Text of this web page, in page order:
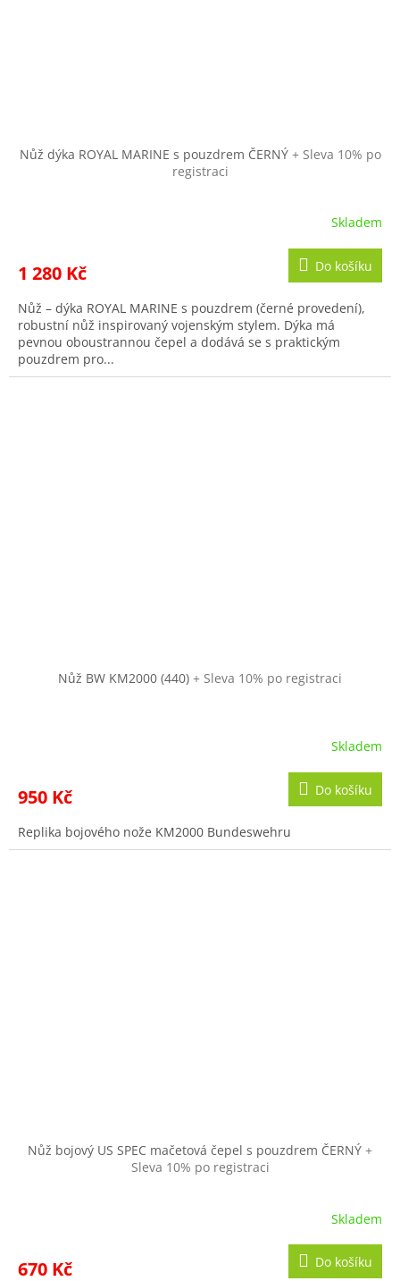
Nůž dýka ROYAL MARINE s pouzdrem ČERNÝ + Sleva 10% po
registraci
je
z
5
hvězdiček.
Skladem
1 280 Kč Do košíku
Nůž – dýka ROYAL MARINE s pouzdrem (černé provedení),
robustní nůž inspirovaný vojenským stylem. Dýka má
pevnou oboustrannou čepel a dodává se s praktickým
pouzdrem pro...
Nůž BW KM2000 (440) + Sleva 10% po registraci
Skladem
950 Kč Do košíku
Replika bojového nože KM2000 Bundeswehru
Nůž bojový US SPEC mačetová čepel s pouzdrem ČERNÝ +
Sleva 10% po registraci
Skladem
670 Kč Do košíku